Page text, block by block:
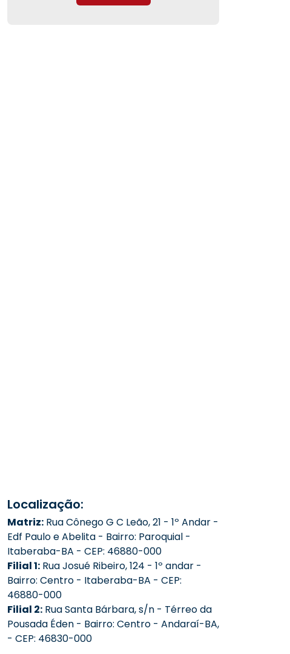
Localização:
Matriz: Rua Cônego G C Leão, 21 - 1º Andar -
Edf Paulo e Abelita - Bairro: Paroquial -
Itaberaba-BA - CEP: 46880-000
Filial 1: Rua Josué Ribeiro, 124 - 1º andar -
Bairro: Centro - Itaberaba-BA - CEP:
46880-000
Filial 2: Rua Santa Bárbara, s/n - Térreo da
Pousada Éden - Bairro: Centro - Andaraí-BA,
- CEP: 46830-000